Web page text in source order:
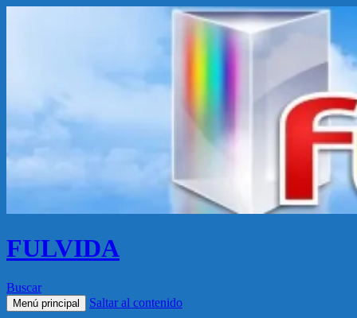
FULVIDA
Buscar
Menú principal Saltar al contenido